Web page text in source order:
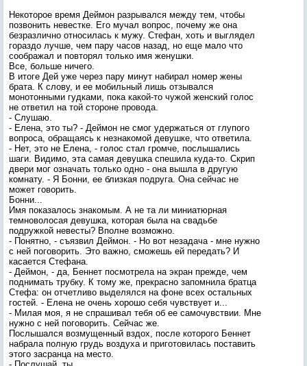
Некоторое время Деймон разрывался между тем, чтобы
позвонить невестке. Его мучал вопрос, почему же она
безразлично относилась к мужу. Стефан, хоть и выглядел
гораздо лучше, чем пару часов назад, но еще мало что
соображал и повторял только имя женушки.
Все, больше ничего.
В итоге Дей уже через пару минут набирал номер жены
брата. К слову, и ее мобильный лишь отзывался
монотонными гудками, пока какой-то чужой женский голос
не ответил на той стороне провода.
- Слушаю.
- Елена, это ты? - Деймон не смог удержаться от глупого
вопроса, обращаясь к незнакомой девушке, что ответила.
- Нет, это не Елена, - голос стал громче, послышались
шаги. Видимо, эта самая девушка спешила куда-то. Скрип
двери мог означать только одно - она вышла в другую
комнату. - Я Бонни, ее близкая подруга. Она сейчас не
может говорить.
Бонни...
Имя показалось знакомым. А не та ли миниатюрная
темноволосая девушка, которая была на свадьбе
подружкой невесты? Вполне возможно.
- Понятно, - съязвил Деймон. - Но вот незадача - мне нужно
с ней поговорить. Это важно, сможешь ей передать? И
касается Стефана.
- Деймон, - да, Беннет посмотрела на экран прежде, чем
поднимать трубку. К тому же, прекрасно запомнила братца
Стефа: он отчетливо выделялся на фоне всех остальных
гостей. - Елена не очень хорошо себя чувствует и...
- Милая моя, я не спрашивал тебя об ее самочувствии. Мне
нужно с ней поговорить. Сейчас же.
Послышался возмущенный вздох, после которого Беннет
набрала полную грудь воздуха и приготовилась поставить
этого засранца на место.